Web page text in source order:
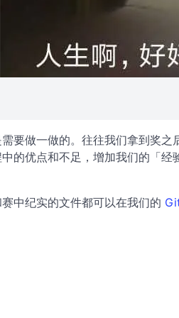
要做一做的。往往我们拿到奖
的优点和不足，增加我们的「
中纪实的文件都可以在我们的